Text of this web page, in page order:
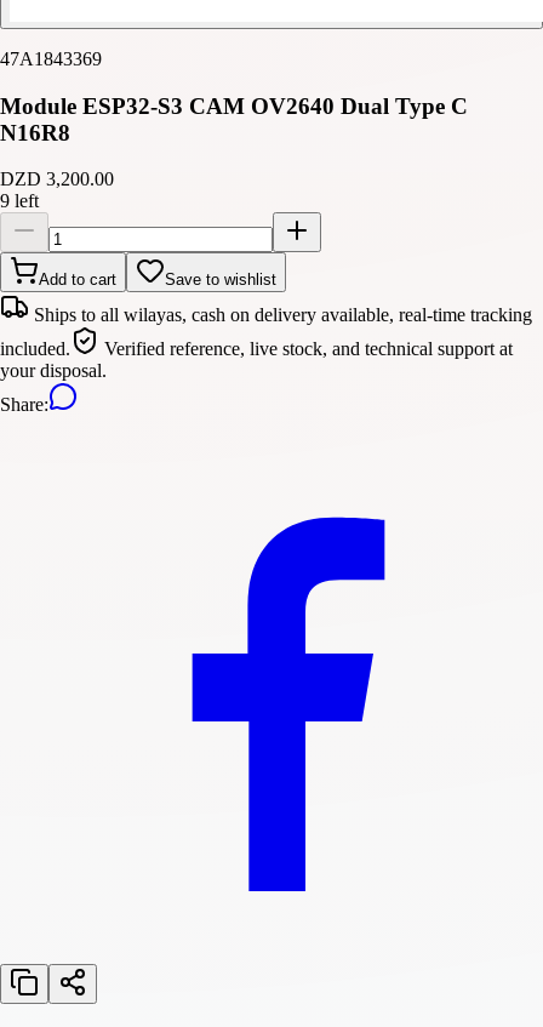
47A1843369
Module ESP32-S3 CAM OV2640 Dual Type C
N16R8
DZD 3,200.00
9 left
Add to cart Save to wishlist
Ships to all wilayas, cash on delivery available, real-time tracking
included.
Verified reference, live stock, and technical support at
your disposal.
Share: